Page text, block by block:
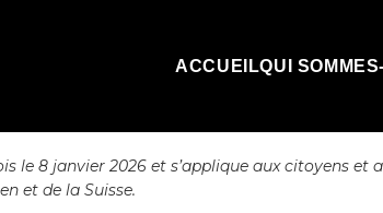
ACCUEILQUI
le 8 janvier 2026 et s’applique aux citoyens et
et de la Suisse.